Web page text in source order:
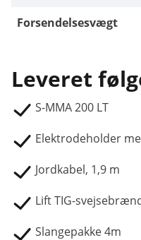
Forsendelsesvægt
Leveret
S-MMA 200 LT
Elektrodeholder
Jordkabel, 1,9 m
Lift TIG-
Slangepakke 4m